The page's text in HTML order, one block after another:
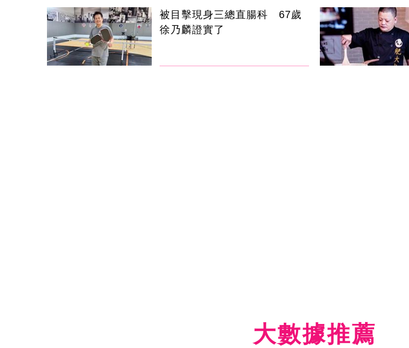
被目擊現身三總直腸科 67歲
徐乃麟證實了
大數據推薦